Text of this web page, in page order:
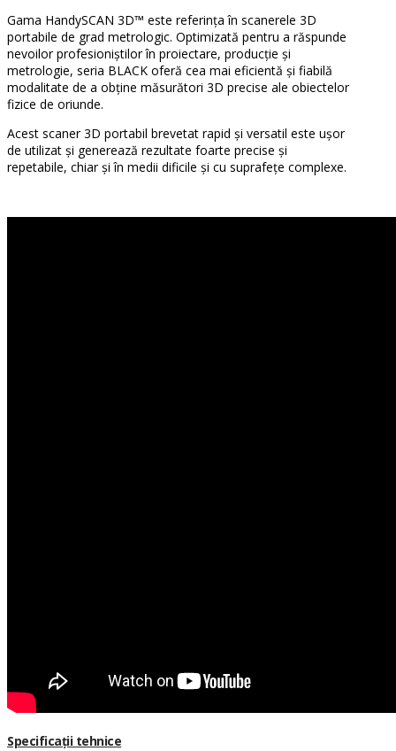
Gama HandySCAN 3D™ este referința în scanerele 3D
portabile de grad metrologic. Optimizată pentru a răspunde
nevoilor profesioniștilor în proiectare, producție și
metrologie, seria BLACK oferă cea mai eficientă și fiabilă
modalitate de a obține măsurători 3D precise ale obiectelor
fizice de oriunde.
Acest scaner 3D portabil brevetat rapid și versatil este ușor
de utilizat și generează rezultate foarte precise și
repetabile, chiar și în medii dificile și cu suprafețe complexe.
Specificații tehnice